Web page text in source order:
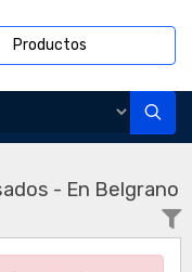
Productos
- En Belgrano